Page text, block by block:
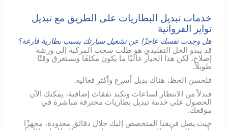
خدمات تبديل البطاريات على الطريق مع تبديل
تواير الفروانية
هل وجدت نفسك عاجزًا عن تشغيل سيارتك بسبب بطارية فارغة؟
قد يبدو الحل التقليدي هو طلب سحب المركبة إلى ورشة
إصلاح، لكن هذا الخيار غالبًا ما يكون مكلفًا ويستغرق وقتًا
طويلاً.
فلحسن الحظ، هناك بديل أسرع وأكثر فعالية.
فبدلاً من الانتظار لساعات وتكبد نفقات إضافية، يمكنك الآن
الحصول على خدمة تبديل بطاريات محترفة مباشرة في
موقعك.
حيث يصل فريقنا المتخصص إليك خلال دقائق معدودة، مجهزًا